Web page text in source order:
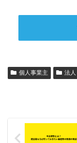
個人事業主 法人